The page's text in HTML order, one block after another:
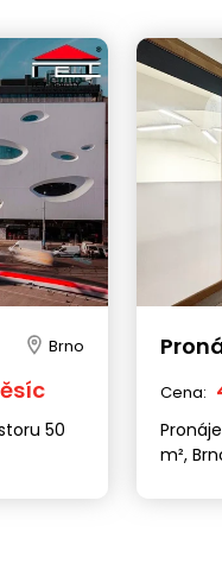
Brno
50
Cena:
m²,